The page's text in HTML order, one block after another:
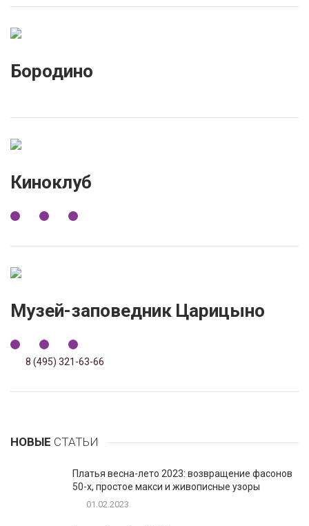
Бородино
Киноклуб
Музей-заповедник Царицыно
8 (495) 321-63-66
НОВЫЕ СТАТЬИ
Платья весна-лето 2023: возвращение фасонов
50-х, простое макси и живописные узоры
01.02.2023